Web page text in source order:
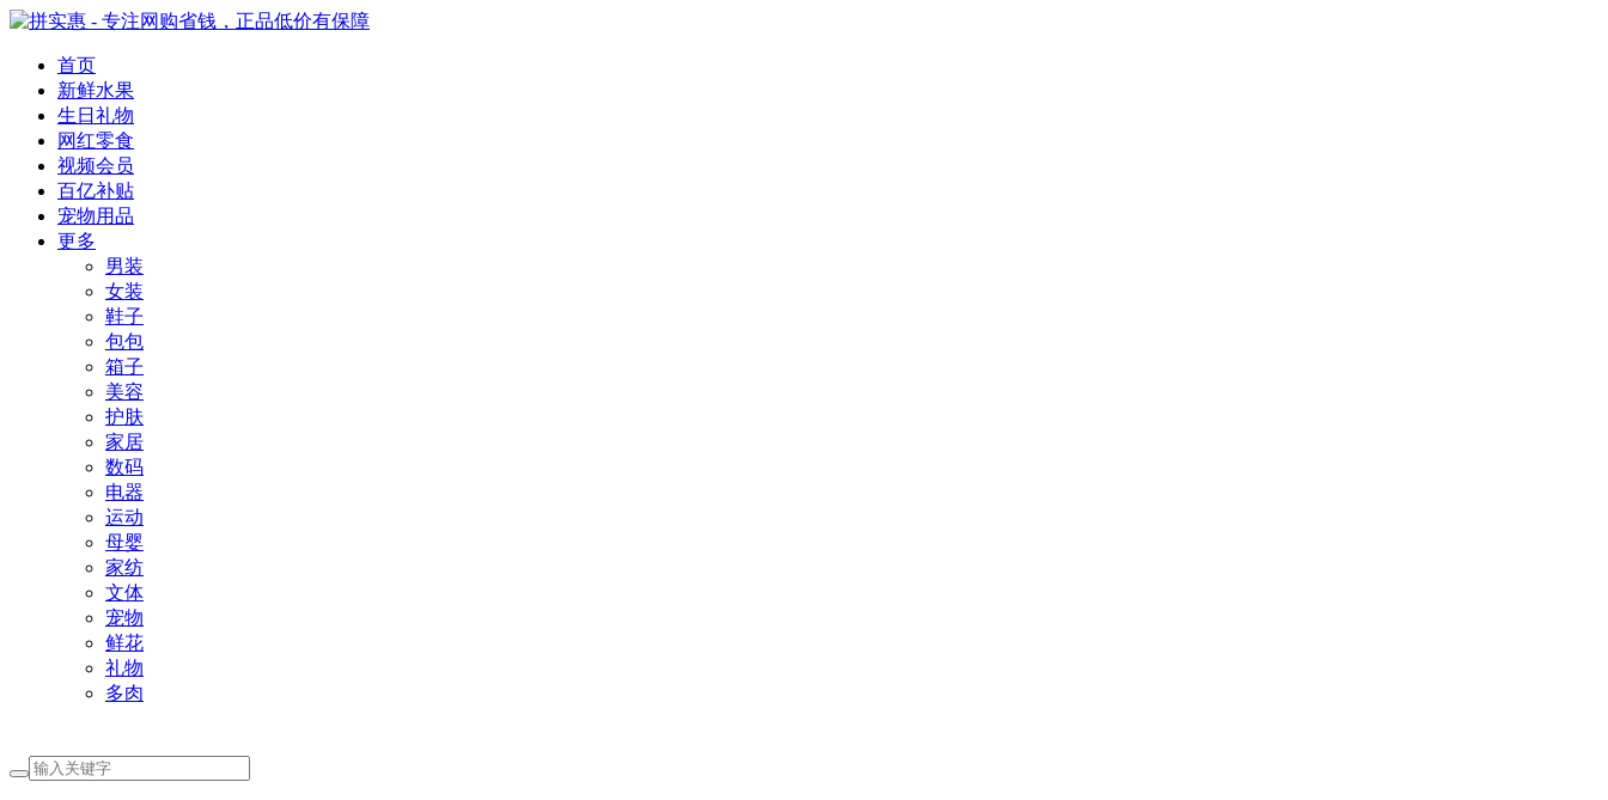
首页
新鲜水果
生日礼物
网红零食
视频会员
百亿补贴
宠物用品
更多
男装
女装
鞋子
包包
箱子
美容
护肤
家居
数码
电器
运动
母婴
家纺
文体
宠物
鲜花
礼物
多肉